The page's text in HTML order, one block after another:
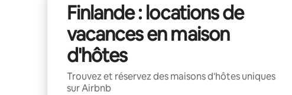
Finlande : locations de
vacances en maison
d'hôtes
Trouvez et réservez des maisons d'hôtes uniques
sur Airbnb